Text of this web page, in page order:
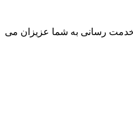
خدمت رسانی به شما عزیزان می